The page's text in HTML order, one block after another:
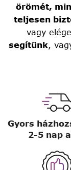
örömét,
teljesen
vagy
segítünk,
Gyors
2-5 nap